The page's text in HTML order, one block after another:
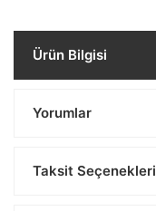
Ürün Bilgisi
Yorumlar
Taksit Seçenekleri